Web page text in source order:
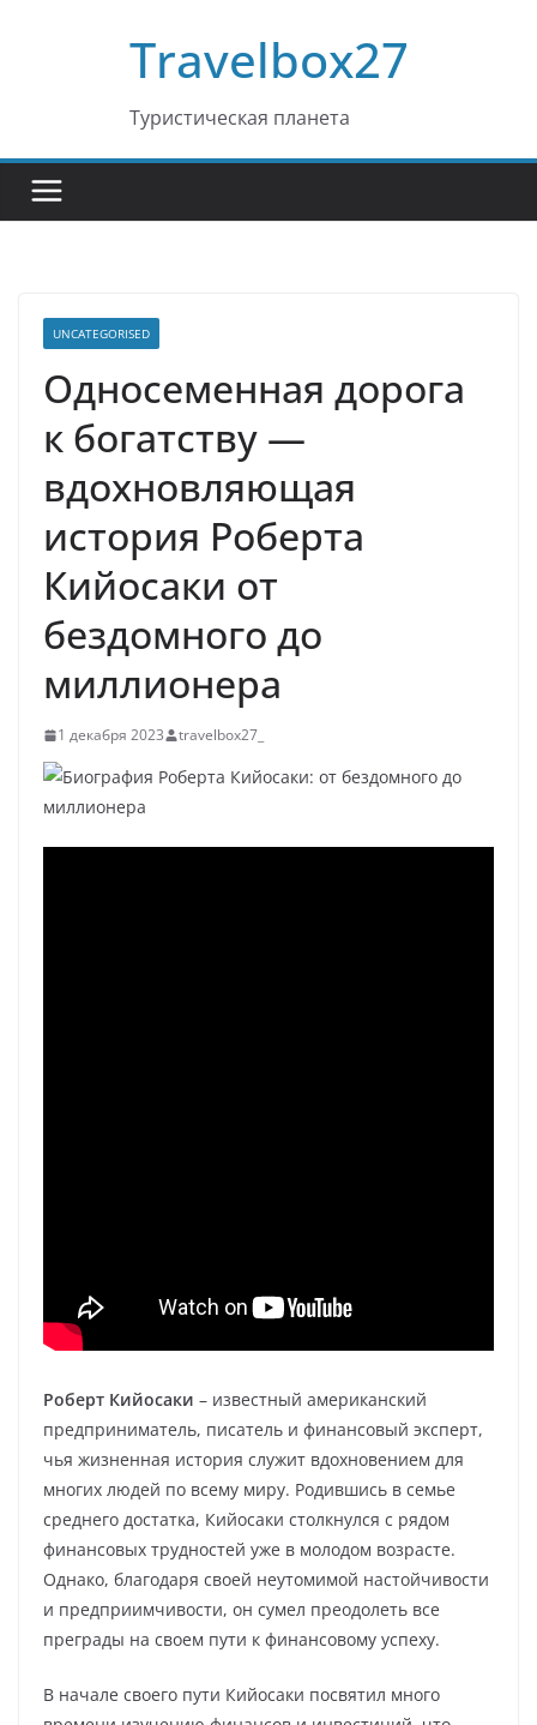
Travelbox27
Туристическая планета
UNCATEGORISED
Односеменная дорога
к богатству —
вдохновляющая
история Роберта
Кийосаки от
бездомного до
миллионера
1 декабря 2023 travelbox27_
Роберт Кийосаки – известный американский
предприниматель, писатель и финансовый эксперт,
чья жизненная история служит вдохновением для
многих людей по всему миру. Родившись в семье
среднего достатка, Кийосаки столкнулся с рядом
финансовых трудностей уже в молодом возрасте.
Однако, благодаря своей неутомимой настойчивости
и предприимчивости, он сумел преодолеть все
преграды на своем пути к финансовому успеху.
В начале своего пути Кийосаки посвятил много